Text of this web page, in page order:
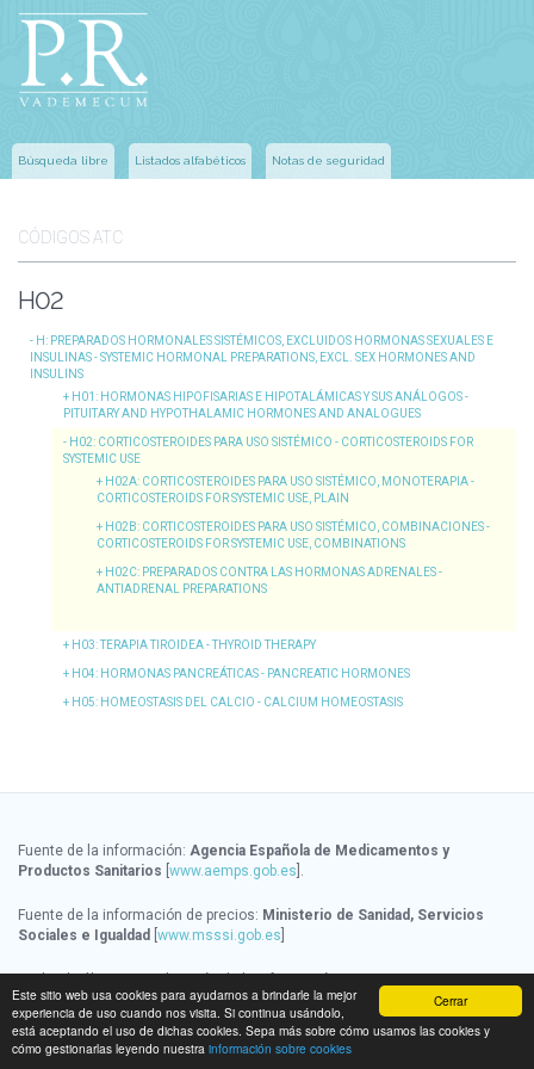
Cerrar
Este sitio web usa cookies para ayudarnos a brindarle la mejor
experiencia de uso cuando nos visita. Si continua usándolo,
está aceptando el uso de dichas cookies. Sepa más sobre cómo usamos las cookies y
cómo gestionarlas leyendo nuestra información sobre cookies
Búsqueda libre Listados alfabéticos Notas de seguridad
CÓDIGOS ATC
H02
H: PREPARADOS HORMONALES SISTÉMICOS, EXCLUIDOS HORMONAS SEXUALES E
INSULINAS - SYSTEMIC HORMONAL PREPARATIONS, EXCL. SEX HORMONES AND
INSULINS
H01 : HORMONAS HIPOFISARIAS E HIPOTALÁMICAS Y SUS ANÁLOGOS -
PITUITARY AND HYPOTHALAMIC HORMONES AND ANALOGUES
H02: CORTICOSTEROIDES PARA USO SISTÉMICO - CORTICOSTEROIDS FOR
SYSTEMIC USE
H02A: CORTICOSTEROIDES PARA USO SISTÉMICO, MONOTERAPIA -
CORTICOSTEROIDS FOR SYSTEMIC USE, PLAIN
H02B: CORTICOSTEROIDES PARA USO SISTÉMICO, COMBINACIONES -
CORTICOSTEROIDS FOR SYSTEMIC USE, COMBINATIONS
H02C: PREPARADOS CONTRA LAS HORMONAS ADRENALES -
ANTIADRENAL PREPARATIONS
H03: TERAPIA TIROIDEA - THYROID THERAPY
H04: HORMONAS PANCREÁTICAS - PANCREATIC HORMONES
H05: HOMEOSTASIS DEL CALCIO - CALCIUM HOMEOSTASIS
Fuente de la información: Agencia Española de Medicamentos y
Productos Sanitarios www.aemps.gob.es ].
Fuente de la información de precios: Ministerio de Sanidad, Servicios
Sociales e Igualdad www.msssi.gob.es
© 2016 Licitelco España SL - www.ec-europe.com